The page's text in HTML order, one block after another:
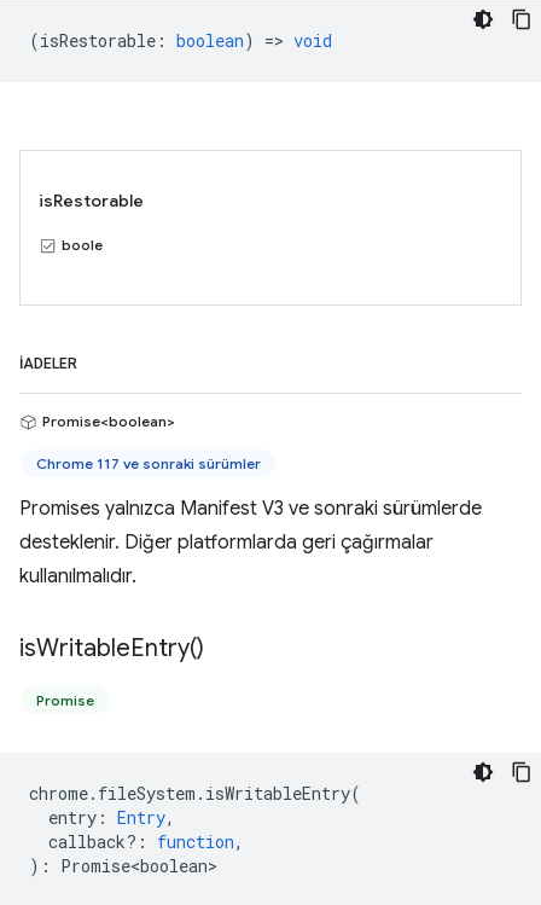
(isRestorable : boolean) => void
isRestorable
boole
İADELER
Promise<boolean>
Chrome 117 ve sonraki sürümler
Promises yalnızca Manifest V3 ve sonraki sürümlerde
desteklenir. Diğer platformlarda geri çağırmalar
kullanılmalıdır.
isWritableEntry()
Promise
chrome. fileSystem . isWritableEntry(
entry : Entry,
callback? : function,
) : Promise<boolean>